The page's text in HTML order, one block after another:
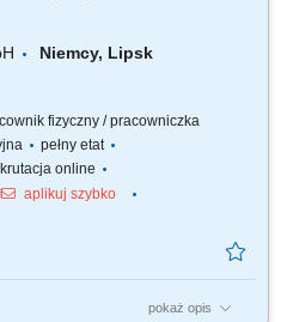
bieżących korekt i
Niemcy, Lipsk
fizyczny / pracowniczka
pełny etat
online
aplikuj szybko
pokaż opis